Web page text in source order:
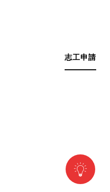
志工申請